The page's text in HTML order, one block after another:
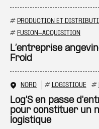
# PRODUCTION ET
# FUSION-ACQUISITION
L’entreprise
Froid
NORD # LOGISTIQUE #
Log'S en passe
pour constituer un
logistique